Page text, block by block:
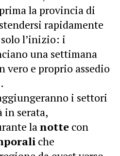
la provincia di
rapidamente
l’inizio: i
una settimana
vero e proprio assedio
i settori
in serata,
lanotte con
che